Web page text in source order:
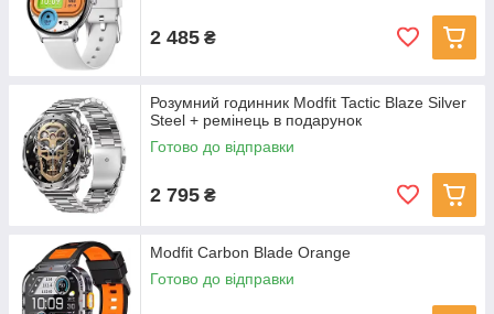
2 485 ₴
Розумний годинник Modfit Tactic Blaze Silver
Steel + ремінець в подарунок
Готово до відправки
2 795 ₴
Modfit Carbon Blade Orange
Готово до відправки